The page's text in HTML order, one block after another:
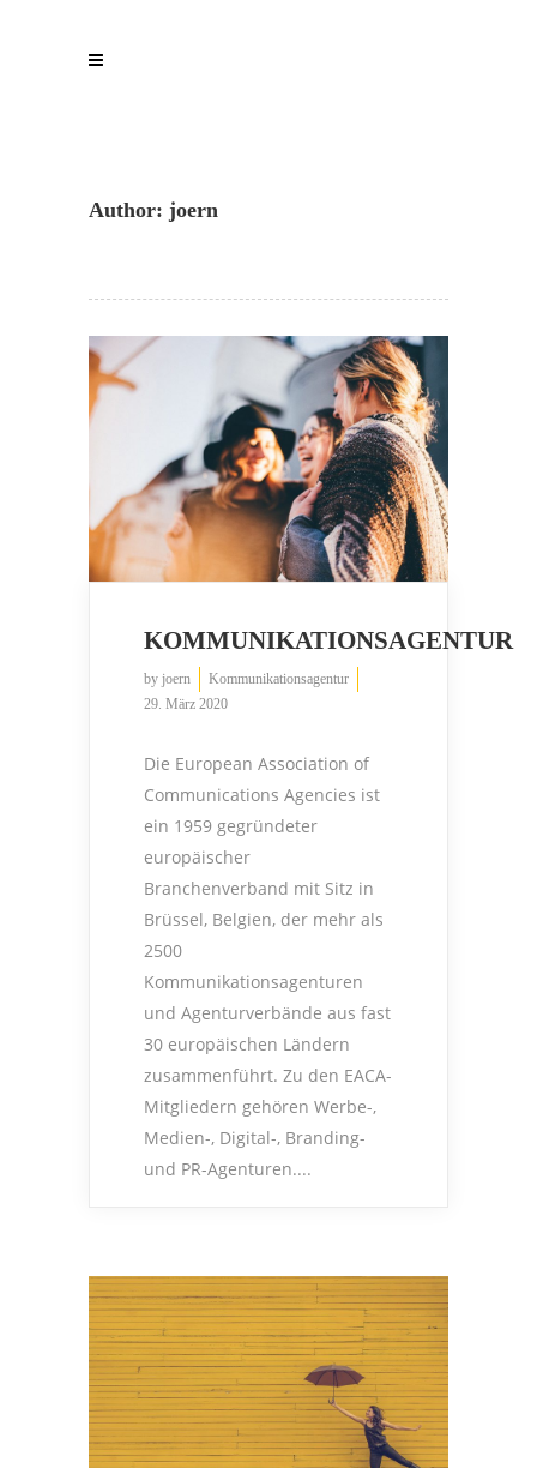
Author: joern
KOMMUNIKATIONSAGENTUR
by joern
Kommunikationsagentur
29. März 2020
Die European Association of
Communications Agencies ist
ein 1959 gegründeter
europäischer
Branchenverband mit Sitz in
Brüssel, Belgien, der mehr als
2500
Kommunikationsagenturen
und Agenturverbände aus fast
30 europäischen Ländern
zusammenführt. Zu den EACA-
Mitgliedern gehören Werbe-,
Medien-, Digital-, Branding-
und PR-Agenturen....